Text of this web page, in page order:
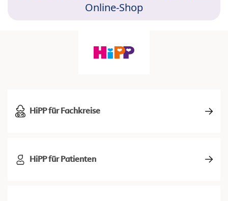
Online-Shop
HiPP für Fachkreise
HiPP für Patienten